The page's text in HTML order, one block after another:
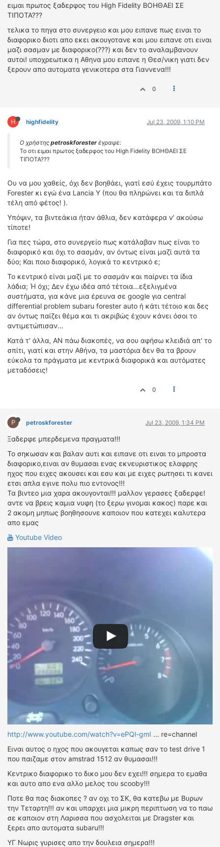
ειμαι πρωτος ξαδερφος του High Fidelity ΒΟΗΘΑΕΙ ΣΕ
ΤΙΠΟΤΑ???
τελικα το πηγα στο συνεργειο και μου ειπανε πως ειναι το
διαφορικο διοτι απο εκει ακουγοτανε και μου ειπανε οτι ειναι
μαζι σασμαν με διαφορικο(???) και δεν το αναλαμβανουν
αυτοι! υποχρεωτικα η Αθηνα μου ειπανε η Θεσ/νικη γιατι δεν
ξερουν απο αυτοματα γενικοτερα στα Γιαννενα!!!
0
H highfidelity Jul 23, 2009, 1:10 PM
Ο χρήστης petroskforester έγραψε:
Το οτι ειμαι πρωτος ξαδερφος του High Fidelity ΒΟΗΘΑΕΙ ΣΕ
ΤΙΠΟΤΑ???
Oυ να μου χαθείς, όχι δεν βοηθάει, γιατί εσύ έχεις τουρμπάτο
Forester κι εγώ ένα Lancia Y (που θα πληρώνει και τα διπλά
τέλη από φέτος! ).
Υπόψιν, τα βιντεάκια ήταν άθλια, δεν κατάφερα ν' ακούσω
τίποτε!
Για πες τώρα, στο συνεργείο πως κατάλαβαν πως είναι το
διαφορικό και όχι το σασμάν, αν όντως είναι μαζί αυτά τα
δύο; Και ποιο διαφορικό, λογικά το κεντρικό ε;
Το κεντρικό είναι μαζί με το σασμάν και παίρνει τα ίδια
λάδια; Ή όχι; Δεν έχω ιδέα από τέτοια...εξελιγμένα
συστήματα, για κάνε μια έρευνα σε google για central
differential problem subaru forester auto ή κάτι τέτοιο και δες
αν όντως παίζει θέμα και τι ακριβώς έχουν κάνει όσοι το
αντιμετώπισαν...
Κατά τ' άλλα, ΑΝ πάω διακοπές, να σου αφήσω κλειδιά απ' το
σπίτι, γιατί και στην Αθήνα, τα μαστόρια δεν θα τα βρουν
εύκολα τα πράγματα με κεντρικά διαφορικά και αυτόματες
μεταδόσεις!
0
P petroskforester Jul 23, 2009, 1:34 PM
Ξαδερφε μπερδεμενα πραγματα!!!
Το σηκωσαν και βαλαν αυτι και ειπανε οτι ειναι το μπροστα
διαφορικο,ειναι αν θυμασαι ενας εκνευριστικος ελαφρης
ηχος που ειχες ακουσει και εσυ και με ειχες ρωτησει τι κανει
ετσι απλα εγινε πολυ πιο εντονος!!!
Τα βιντεο μια χαρα ακουγονται!!! μαλλον γερασες ξαδερφε!
αντε να βρεις καμια νυφη (το ξερω γινομαι κακος) παρε και
2 ακομη μηπως βοηθησουνε καποιον που κατεχει καλυτερα
απο εμας
Youtube Video
http://www.youtube.com/watch?v=ePQl-gmI ... re=channel
Ειναι αυτος ο ηχος που ακουγεται καπως σαν το test drive 1
που παιζαμε στον amstrad 1512 αν θυμασαι!!!
Κεντρικο διαφορικο το δικο μου δεν εχει!!! σημερα το εμαθα
και αυτο απο ενα αλλο μελος του scooby!!!
Ποτε θα πας διακοπες ? αν οχι το ΣΚ, θα κατεβω με Βυρων
την Τεταρτη!!! αν και υπαρχει μια μικρη περιπτωση να το παω
σε καποιον στη Λαρισσα που ασχολειται με Dragster και
ξερει απο αυτοματα subaru!!!
ΥΓ Νωρις γυρισες απο την δουλεια σημερα!!!